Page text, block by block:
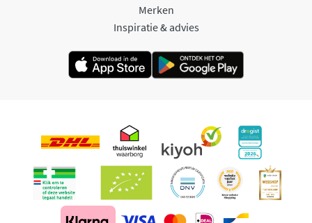
Merken
Inspiratie & advies